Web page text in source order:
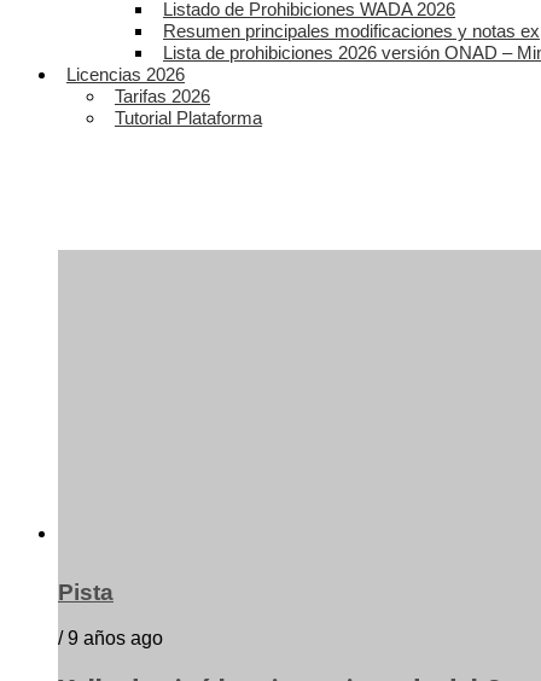
Listado de Prohibiciones WADA 2026
Resumen principales modificaciones y notas
Lista de prohibiciones 2026 versión ONAD –
Licencias 2026
Tarifas 2026
Tutorial Plataforma
Pista
/ 9 años ago